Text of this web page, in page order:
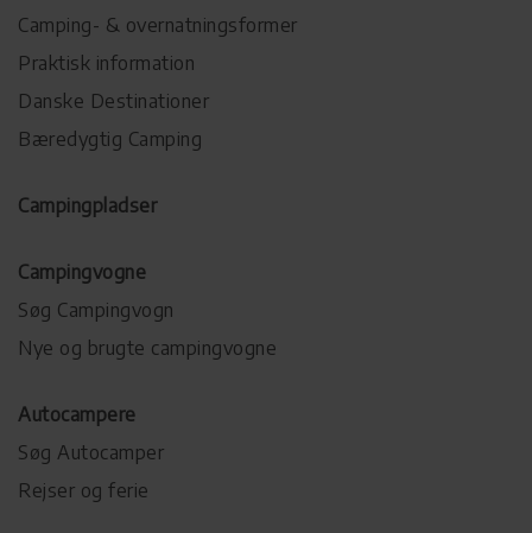
Camping- & overnatningsformer
Praktisk information
Danske Destinationer
Bæredygtig Camping
Campingpladser
Campingvogne
Søg Campingvogn
Nye og brugte campingvogne
Autocampere
Søg Autocamper
Rejser og ferie